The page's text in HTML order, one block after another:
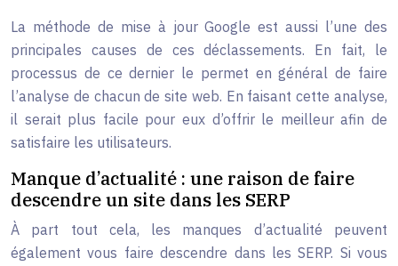
La méthode de mise à jour Google est aussi l’une des
principales causes de ces déclassements. En fait, le
processus de ce dernier le permet en général de faire
l’analyse de chacun de site web. En faisant cette analyse,
il serait plus facile pour eux d’offrir le meilleur afin de
satisfaire les utilisateurs.
Manque d’actualité : une raison de faire
descendre un site dans les SERP
À part tout cela, les manques d’actualité peuvent
également vous faire descendre dans les SERP. Si vous